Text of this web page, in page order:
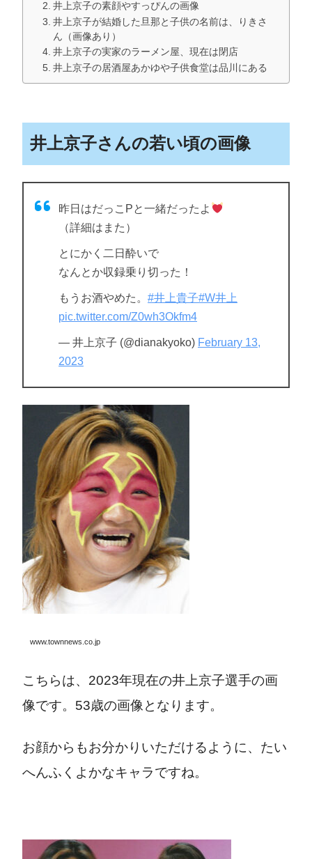
井上京子の素顔やすっぴんの画像
井上京子が結婚した旦那と子供の名前は、りきさ
ん（画像あり）
井上京子の実家のラーメン屋、現在は閉店
井上京子の居酒屋あかゆや子供食堂は品川にある
井上京子さんの若い頃の画像
昨日はだっこPと一緒だったよ
（詳細はまた）
とにかく二日酔いで
なんとか収録乗り切った！
もうお酒やめた。 #井上貴子#W井上
pic.twitter.com/Z0wh3Okfm4
— 井上京子 (@dianakyoko) February 13,
2023
www.townnews.co.jp
こちらは、2023年現在の井上京子選手の画
像です。53歳の画像となります。
お顔からもお分かりいただけるように、たい
へんふくよかなキャラですね。